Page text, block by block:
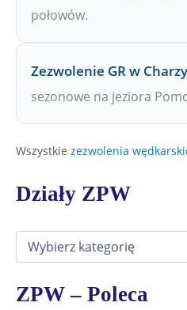
połowów.
Zezwolenie GR w
sezonowe na jeziora
Wszystkie zezwolenia
Działy ZPW
D
a
łZPW – Poleca